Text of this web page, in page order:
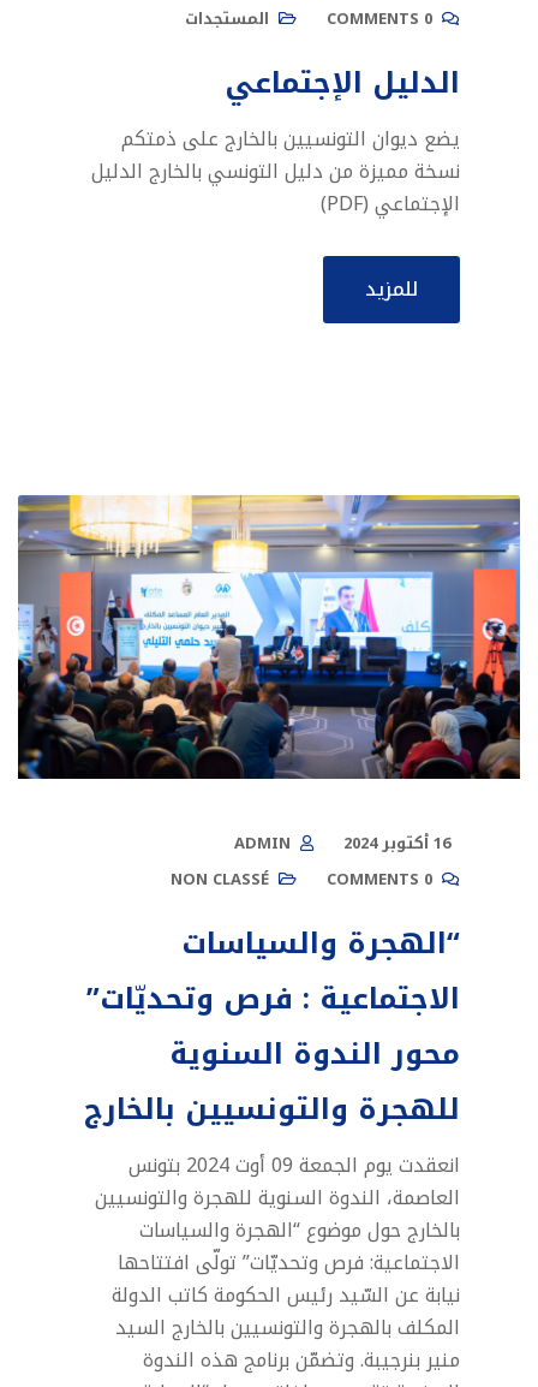
0 COMMENTS
المستجدات
الدليل الإجتماعي
يضع ديوان التونسيين بالخارج على ذمتكم
نسخة مميزة من دليل التونسي بالخارج الدليل
الإجتماعي (PDF)
للمزيد
16 أكتوبر 2024
ADMIN
0 COMMENTS
NON CLASSÉ
“الهجرة والسياسات
الاجتماعية : فرص وتحديّات”
محور الندوة السنوية
للهجرة والتونسيين بالخارج
انعقدت يوم الجمعة 09 أوت 2024 بتونس
العاصمة، الندوة السنوية للهجرة والتونسيين
بالخارج حول موضوع “الهجرة والسياسات
الاجتماعية: فرص وتحديّات” تولّى افتتاحها
نيابة عن السّيد رئيس الحكومة كاتب الدولة
المكلف بالهجرة والتونسيين بالخارج السيد
منير بنرجيبة. وتضمّن برنامج هذه الندوة